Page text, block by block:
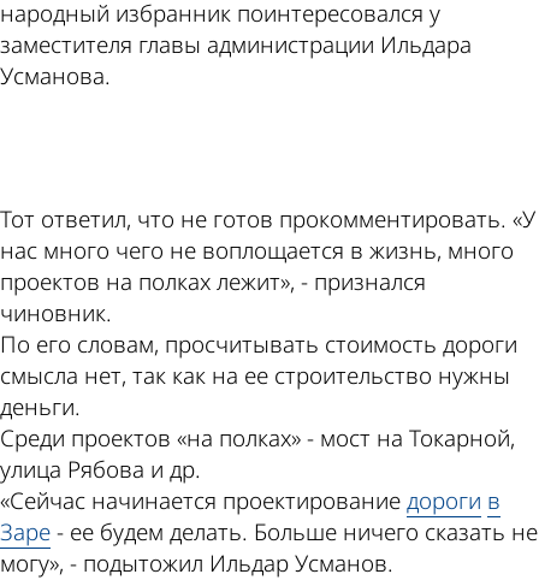
народный избранник поинтересовался у
заместителя главы администрации Ильдара
Усманова.
Тот ответил, что не готов прокомментировать. «У
нас много чего не воплощается в жизнь, много
проектов на полках лежит», - признался
чиновник.
По его словам, просчитывать стоимость дороги
смысла нет, так как на ее строительство нужны
деньги.
Среди проектов «на полках» - мост на Токарной,
улица Рябова и др.
«Сейчас начинается проектированиедороги в
Заре- ее будем делать. Больше ничего сказать не
могу», - подытожил Ильдар Усманов.